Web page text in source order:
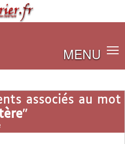
MENU
associés au mot
"